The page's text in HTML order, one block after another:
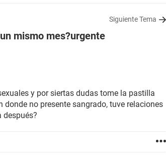
Siguiente Tema
mismo mes?urgente
y por siertas dudas tome la pastilla
no presente sangrado, tuve relaciones